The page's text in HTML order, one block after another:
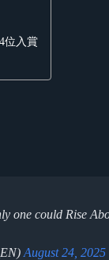
位入賞
one could Rise
August 24, 2025